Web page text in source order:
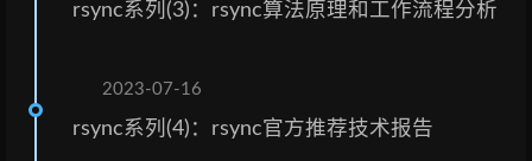
rsync系列(3)：rsync算法原理和工作流程分析
2023-07-16
rsync系列(4)：rsync官方推荐技术报告